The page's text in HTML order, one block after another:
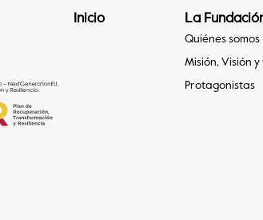
Inicio La
Quiénes somos
Misión, Visión
Protagonistas